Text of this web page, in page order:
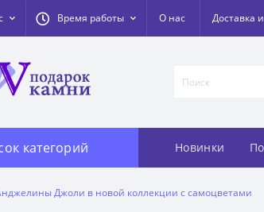
Время работы О нас Доставка
категорий Новинки
Джоли в новой коллекции с самоцветами